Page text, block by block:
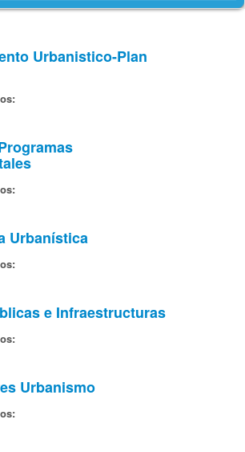
Urbanistico-Plan
Urbanística
e Infraestructuras
Urbanismo